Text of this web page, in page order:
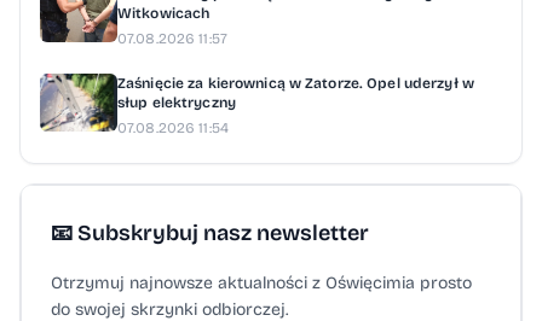
Witkowicach
07.08.2026 11:57
Zaśnięcie za kierownicą w Zatorze. Opel uderzył w
słup elektryczny
07.08.2026 11:54
📧 Subskrybuj nasz newsletter
Otrzymuj najnowsze aktualności z Oświęcimia prosto
do swojej skrzynki odbiorczej.